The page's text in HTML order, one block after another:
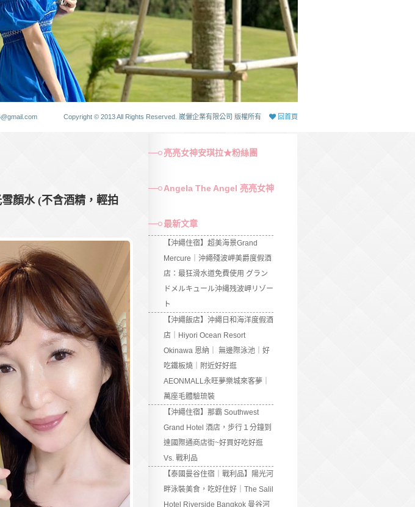
Copyright © 2013 All Rights Reserved. 崴儷企業有限公司 版權所有 回首頁
顏水 (不含酒精，輕拍
亮亮女神安琪拉★粉絲團
Angela The Angel 亮亮女神
最新文章
【沖繩住宿】超美海景Grand
Mercure｜沖繩殘波岬美爵度假酒
店：最狂滑水道免費使用 グラン
ドメルキュール沖縄残波岬リゾー
ト
【沖繩飯店】沖繩日和海洋度假酒
店｜Hiyori Ocean Resort
Okinawa 恩納｜ 無邊際泳池｜好
吃鐵板燒｜附近好好逛
AEONMALL永旺夢樂城來客夢｜
萬座毛體驗琉裝
【沖繩住宿】那霸 Southwest
Grand Hotel 酒店，步行１分鐘到
達國際通商店街~好買好吃好逛
Vs. 戰利品
【泰國曼谷住宿｜戰利品】陽光河
畔泳裝美食，吃好住好｜The Salil
Hotel Riverside Bangkok 曼谷河